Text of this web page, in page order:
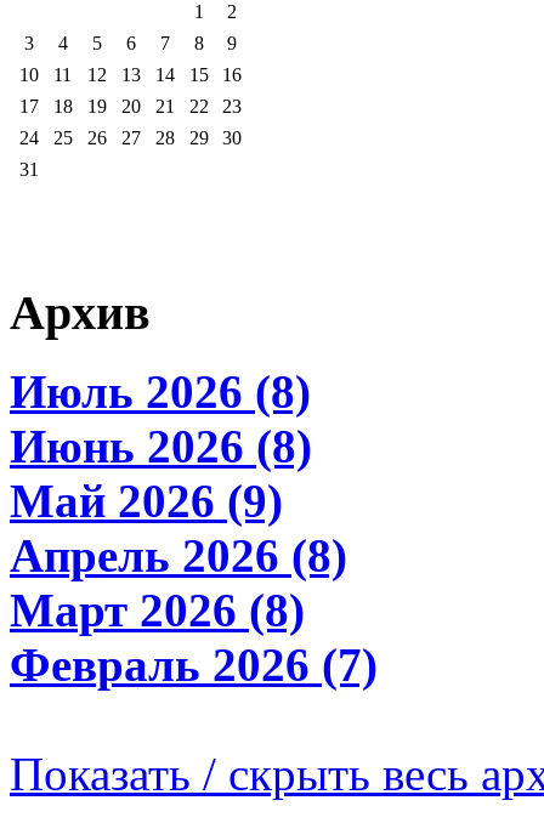
1
2
3
4 5 6 7 8
9
10
11 12 13 14 15
16
17
18 19 20 21 22
23
24
25 26 27 28 29
30
31
Архив
Июль 2026 (8)
Июнь 2026 (8)
Май 2026 (9)
Апрель 2026 (8)
Март 2026 (8)
Февраль 2026 (7)
Показать / скрыть весь